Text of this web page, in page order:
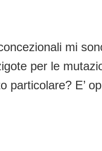
mi
per le
particolare? E’